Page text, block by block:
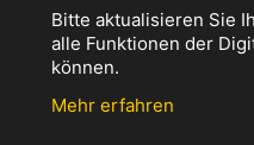
Bitte aktualisieren Sie
alle Funktionen der
können.
Mehr erfahren